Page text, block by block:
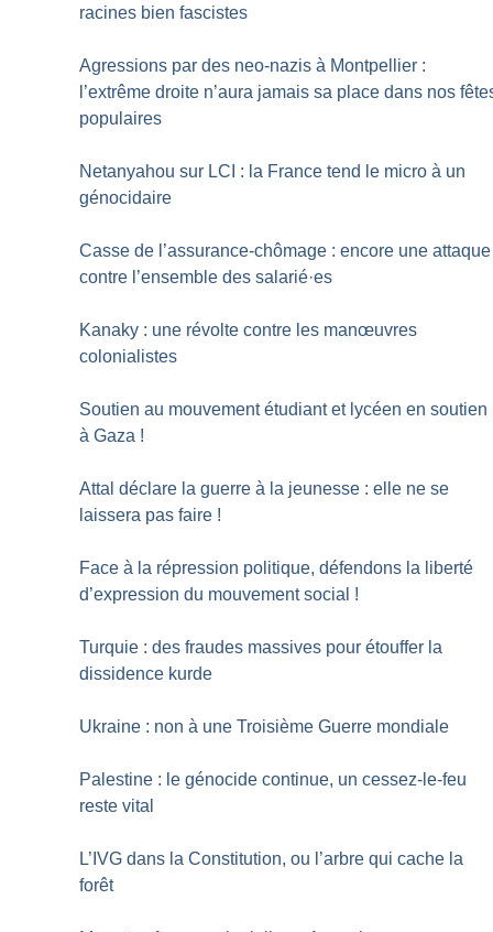
racines bien fascistes
Agressions par des neo-nazis à Montpellier :
l’extrême droite n’aura jamais sa place dans nos
populaires
Netanyahou sur LCI : la France tend le micro à un
génocidaire
Casse de l’assurance-chômage : encore une attaque
contre l’ensemble des salarié·es
Kanaky : une révolte contre les manœuvres
colonialistes
Soutien au mouvement étudiant et lycéen en soutien
à Gaza !
Attal déclare la guerre à la jeunesse : elle ne se
laissera pas faire !
Face à la répression politique, défendons la liberté
d’expression du mouvement social !
Turquie : des fraudes massives pour étouffer la
dissidence kurde
Ukraine : non à une Troisième Guerre mondiale
Palestine : le génocide continue, un cessez-le-feu
reste vital
L’IVG dans la Constitution, ou l’arbre qui cache la
forêt